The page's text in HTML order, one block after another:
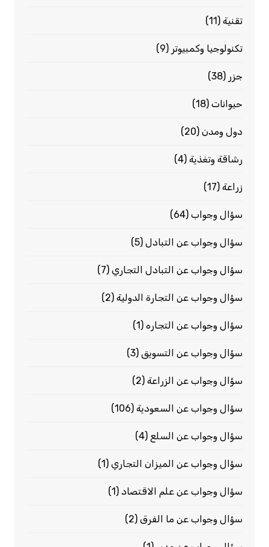
تقنية(11)
تكنولوجيا وكمبيوتر (9)
جزر (38)
حيوانات(18)
دول ومدن(20)
رشاقة وتغذية(4)
زراعة(17)
سؤال وجواب(64)
سؤال وجواب عن التبادل(5)
سؤال وجواب عن التبادل التجاري(7)
سؤال وجواب عن التجارة الدولية(2)
سؤال وجواب عن التجاره(1)
سؤال وجواب عن التسويق(3)
سؤال وجواب عن الزراعة(2)
سؤال وجواب عن السعودية(106)
سؤال وجواب عن السلع (4)
سؤال وجواب عن الميزان التجاري(1)
سؤال وجواب عن علم الاقتصاد(1)
سؤال وجواب عن ما الفرق(2)